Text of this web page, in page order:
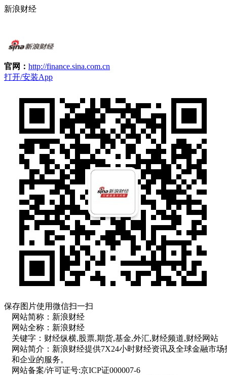
新浪财经
官网： http://finance.sina.com.cn
打开/安装App
保存图片使用微信扫一扫
网站简称： 新浪财经
网站全称： 新浪财经
关键字： 财经纵横,股票,期货,基金,外汇,财经频道,财经网站
网站简介： 新浪财经提供7X24小时财经资讯及全球金融市
和企业的服务。
网站备案/许可证号:京ICP证000007-6